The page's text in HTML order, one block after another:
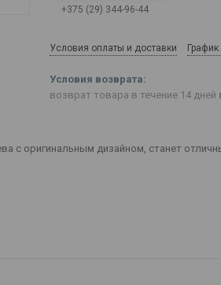
+375 (29) 344-96-44
Условия оплаты и доставки
возврат товара в течение 14 дней
с оригинальным дизайном, станет